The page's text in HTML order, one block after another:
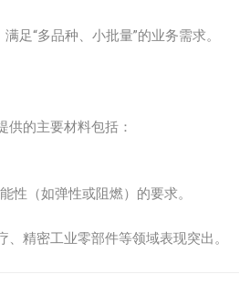
足“多品种、小批量”的业务需求。
的主要材料包括：
性（如弹性或阻燃）的要求。
精密工业零部件等领域表现突出。